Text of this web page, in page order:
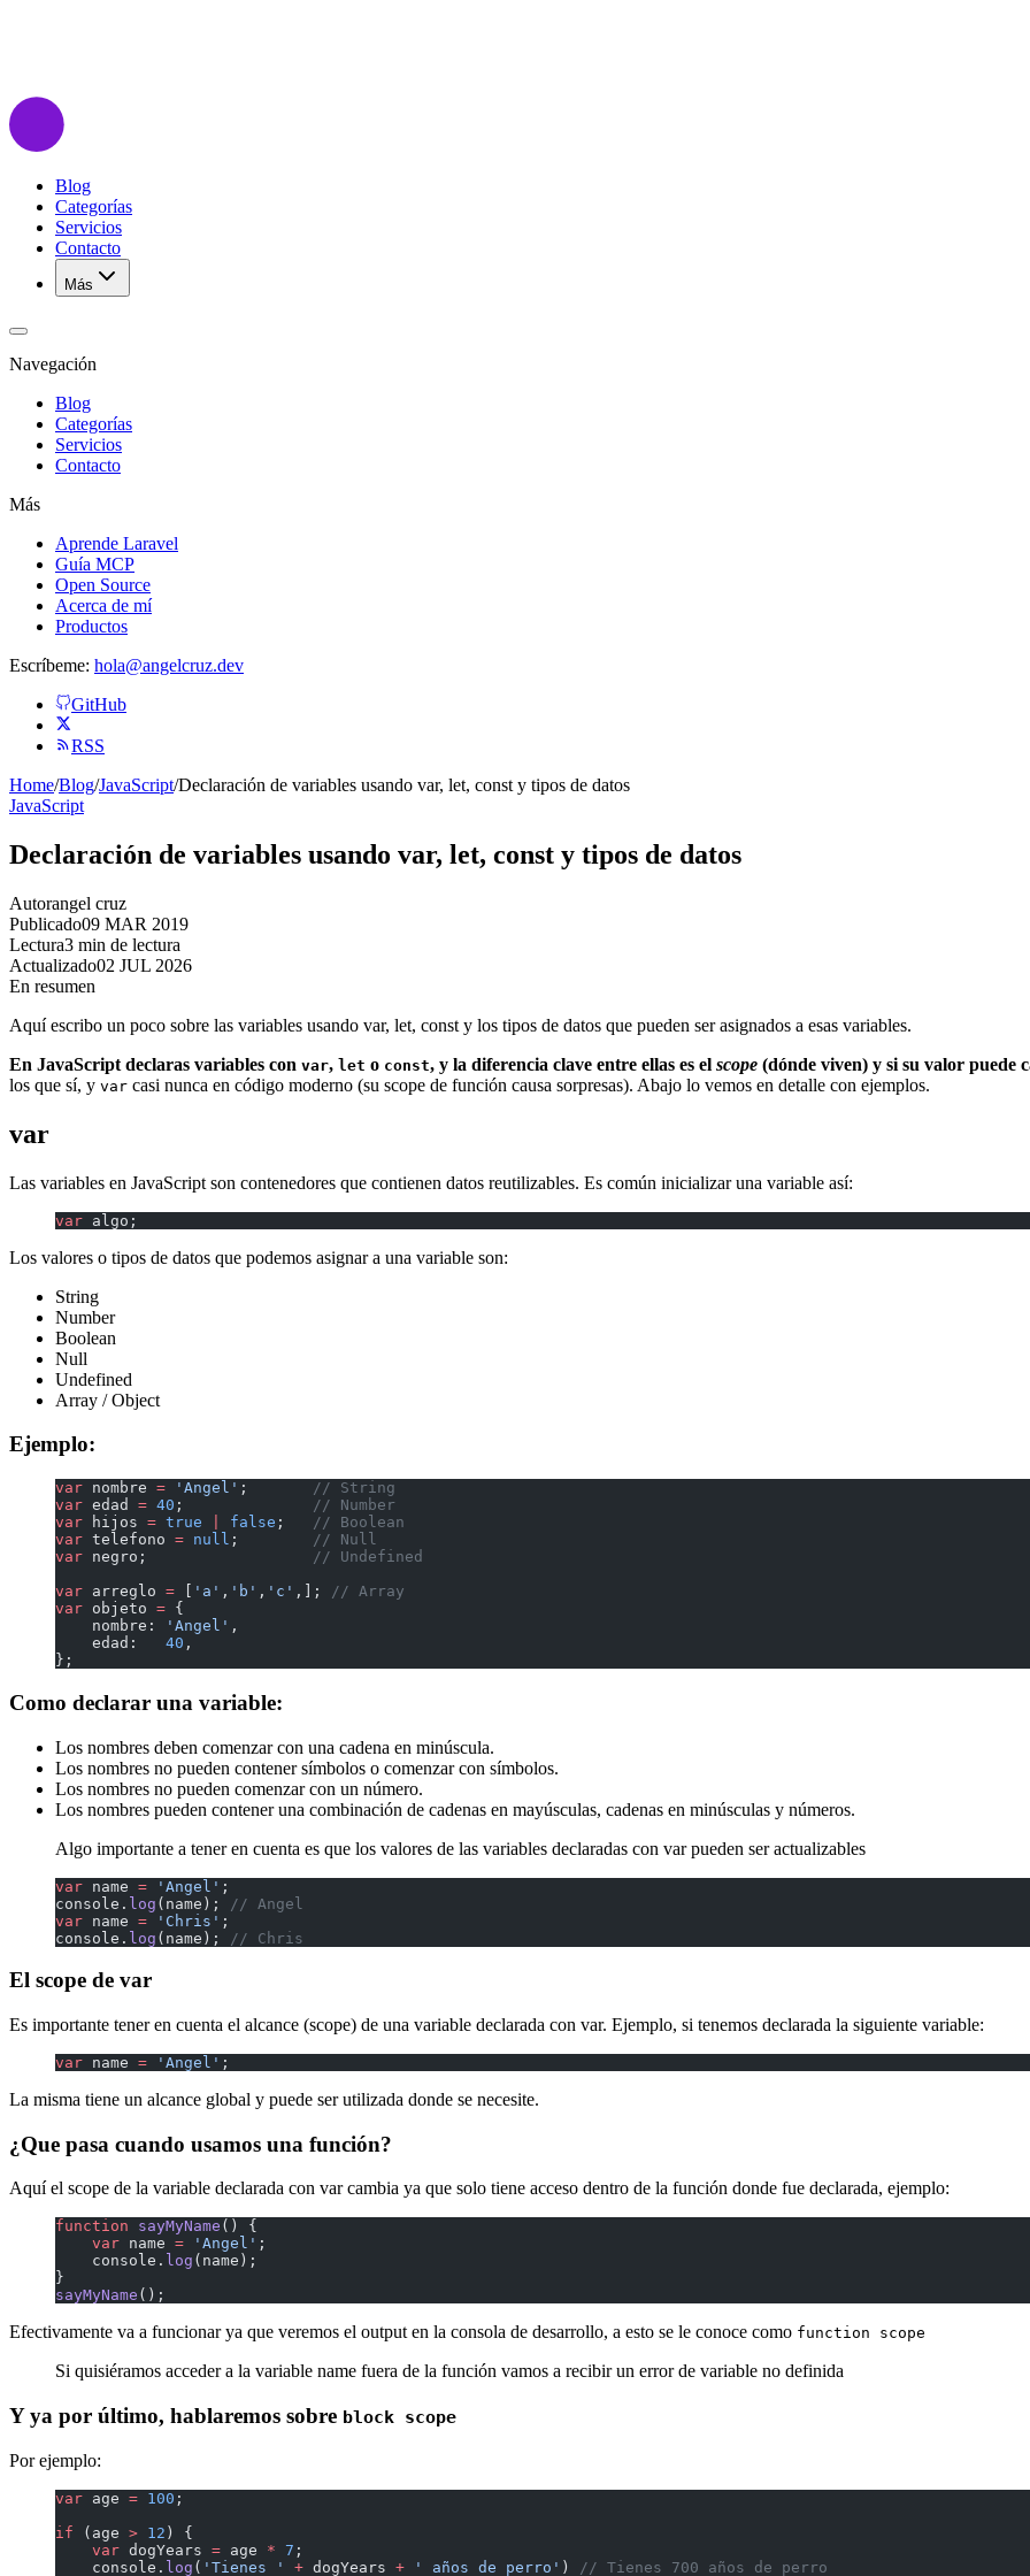
Blog
Categorías
Servicios
Contacto
Más
Navegación
Blog
Categorías
Servicios
Contacto
Más
Aprende Laravel
Guía MCP
Open Source
Acerca de mí
Productos
Escríbeme: hola@angelcruz.dev
GitHub
RSS
Home/Blog/JavaScript/Declaración de variables usando var, let, const y tipos de datos
JavaScript
Declaración de variables usando var, let, const y tipos de datos
Autorangel cruz
Publicado09 MAR 2019
Lectura3 min de lectura
Actualizado02 JUL 2026
En resumen
Aquí escribo un poco sobre las variables usando var, let, const y los tipos de datos que pueden ser asignados a esas variables.
En JavaScript declaras variables con var, let o const, y la diferencia clave entre ellas es el scope (dónde viven) y si su valor puede
los que sí, y var casi nunca en código moderno (su scope de función causa sorpresas). Abajo lo vemos en detalle con ejemplos.
var
Las variables en JavaScript son contenedores que contienen datos reutilizables. Es común inicializar una variable así:
var algo;
Los valores o tipos de datos que podemos asignar a una variable son:
String
Number
Boolean
Null
Undefined
Array / Object
Ejemplo:
var nombre = 'Angel' ;
// String
var edad = 40 ;
// Number
var hijos = true false ;
// Boolean
var telefono = null ;
// Null
var negro;
// Undefined
var arreglo = 'a' , 'b' , 'c' ,];
// Array
var objeto = {
    nombre:
'Angel' ,
    edad:
40 ,
};
Como declarar una variable:
Los nombres deben comenzar con una cadena en minúscula.
Los nombres no pueden contener símbolos o comenzar con símbolos.
Los nombres no pueden comenzar con un número.
Los nombres pueden contener una combinación de cadenas en mayúsculas, cadenas en minúsculas y números.
Algo importante a tener en cuenta es que los valores de las variables declaradas con var pueden ser actualizables
var name = 'Angel' ;
console. log (name);
// Angel
var name = 'Chris' ;
console. log (name); // Chris
El scope de var
Es importante tener en cuenta el alcance (scope) de una variable declarada con var. Ejemplo, si tenemos declarada la siguiente variable:
var name = 'Angel' ;
La misma tiene un alcance global y puede ser utilizada donde se necesite.
¿Que pasa cuando usamos una función?
Aquí el scope de la variable declarada con var cambia ya que solo tiene acceso dentro de la función donde fue declarada, ejemplo:
function sayMyName () {
    var
name = 'Angel' ;
    console.
log (name);
}
sayMyName ();
Efectivamente va a funcionar ya que veremos el output en la consola de desarrollo, a esto se le conoce como function scope
Si quisiéramos acceder a la variable name fuera de la función vamos a recibir un error de variable no definida
Y ya por último, hablaremos sobre block scope
Por ejemplo:
var age = 100 ;
if (age > 12 ) {
    var
dogYears = age * 7 ;
    console.
log ( 'Tienes ' + dogYears + ' años de perro' )
// Tienes 700 años de perro